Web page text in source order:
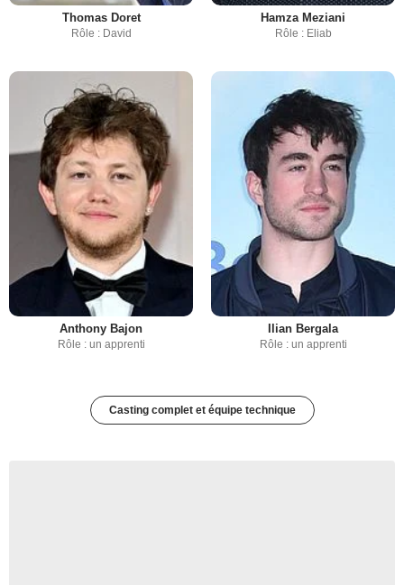
Thomas Doret
Rôle : David
Hamza Meziani
Rôle : Eliab
Anthony Bajon
Rôle : un apprenti
Ilian Bergala
Rôle : un apprenti
Casting complet et équipe technique